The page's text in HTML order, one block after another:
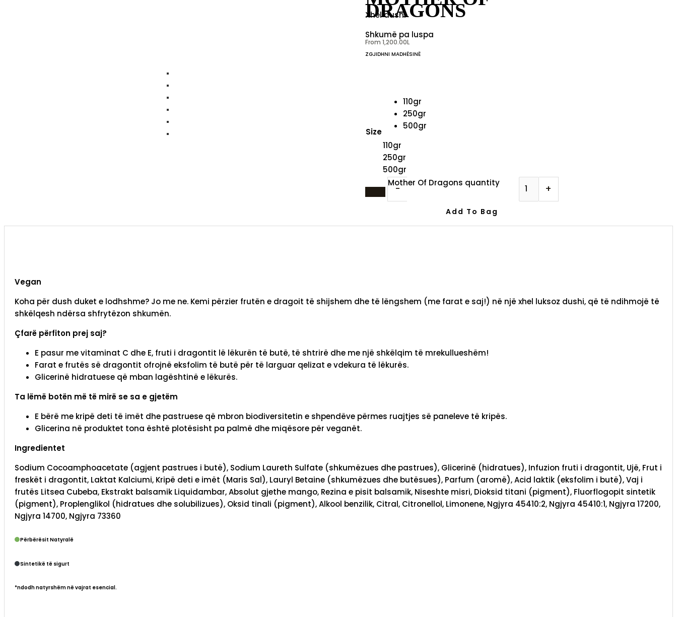
DRAGONS
From1,200.00L
Xhel dushi
Shkumë pa luspa
ZGJIDHNI MADHËSINË
Size
110gr
250gr
500gr
110gr
250gr
500gr
-
Mother Of Dragons quantity +
Add To Bag
Vegan
Koha për dush duket e lodhshme? Jo me ne. Kemi përzier frutën e dragoit të shijshem dhe të lëngshem (me farat e saj!) në një xhel luksoz dushi, që të ndihmojë të
shkëlqesh ndërsa shfrytëzon shkumën.
Çfarë përfiton prej saj?
E pasur me vitaminat C dhe E, fruti i dragontit lë lëkurën të butë, të shtrirë dhe me një shkëlqim të mrekullueshëm!
Farat e frutës së dragontit ofrojnë eksfolim të butë për të larguar qelizat e vdekura të lëkurës.
Glicerinë hidratuese që mban lagështinë e lëkurës.
Ta lëmë botën më të mirë se sa e gjetëm
E bërë me kripë deti të imët dhe pastruese që mbron biodiversitetin e shpendëve përmes ruajtjes së paneleve të kripës.
Glicerina në produktet tona është plotësisht pa palmë dhe miqësore për veganët.
Ingredientet
Sodium Cocoamphoacetate (agjent pastrues i butë), Sodium Laureth Sulfate (shkumëzues dhe pastrues), Glicerinë (hidratues), Infuzion fruti i dragontit, Ujë, Frut i
freskët i dragontit, Laktat Kalciumi, Kripë deti e imët (Maris Sal), Lauryl Betaine (shkumëzues dhe butësues), Parfum (aromë), Acid laktik (eksfolim i butë), Vaj i
frutës Litsea Cubeba, Ekstrakt balsamik Liquidambar, Absolut gjethe mango, Rezina e pisit balsamik, Niseshte misri, Dioksid titani (pigment), Fluorflogopit sintetik
(pigment), Proplenglikol (hidratues dhe solubilizues), Oksid tinali (pigment), Alkool benzilik, Citral, Citronellol, Limonene, Ngjyra 45410:2, Ngjyra 45410:1, Ngjyra 17200,
Ngjyra 14700, Ngjyra 73360
Përbërësit Natyralë
Sintetikë të sigurt
*ndodh natyrshëm në vajrat esencial.